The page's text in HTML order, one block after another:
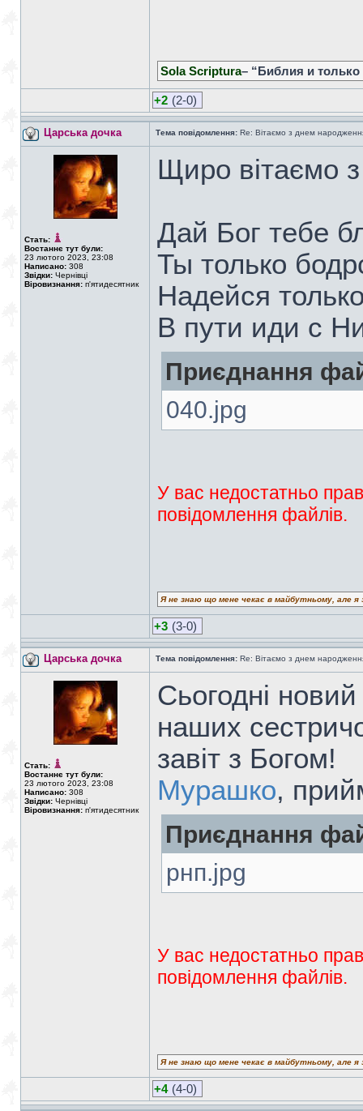
Sola Scriptura– “Библия и
+2 (2-0)
Царська дочка Тема повідомлення: Re: Вітаємо з днем
Стать:
Востаннє тут були:
23 лютого 2023, 23:08
Написано: 308
Звідки: Чернівці
Віровизнання: п'ятидесятник
Щиро вітаємо
Дай Бог тебе
Ты только
Надейся
В пути иди с
Приєднання
040.jpg
У вас недостатньо
повідомлення файлів.
Я не знаю що мене чекає в майбутньому, але
+3 (3-0)
Царська дочка Тема повідомлення: Re: Вітаємо з днем
Стать:
Востаннє тут були:
23 лютого 2023, 23:08
Написано: 308
Звідки: Чернівці
Віровизнання: п'ятидесятник
Сьогодні
наших
завіт з Богом!
Мурашко,
Приєднання
рнп.jpg
У вас недостатньо
повідомлення файлів.
Я не знаю що мене чекає в майбутньому, але
+4 (4-0)